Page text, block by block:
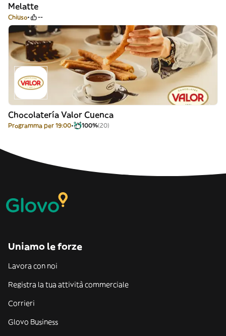
Melatte
Chiuso --
Chocolatería Valor Cuenca
Programma per 19:00 100%(20)
Uniamo le forze
Lavora con noi
Registra la tua attività commerciale
Corrieri
Glovo Business